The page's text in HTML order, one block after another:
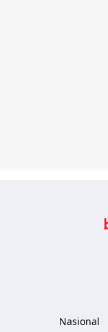
Nasional